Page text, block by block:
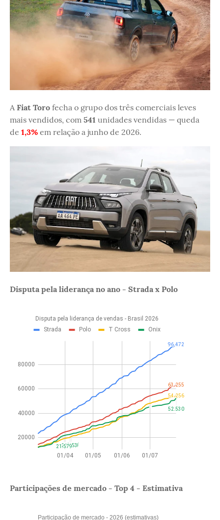
A Fiat Toro fecha o grupo dos três comerciais leves
mais vendidos, com 541 unidades vendidas — queda
de 1,3% em relação a junho de 2026.
Disputa pela liderança no ano - Strada x Polo
Participações de mercado - Top 4 - Estimativa